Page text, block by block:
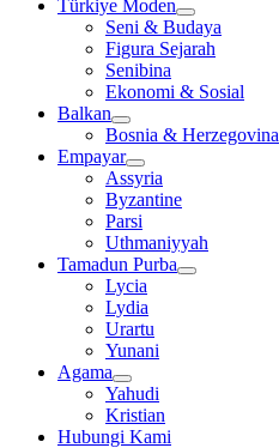
Türkiye Moden
Seni & Budaya
Figura Sejarah
Senibina
Ekonomi & Sosial
Balkan
Bosnia & Herzegovina
Empayar
Assyria
Byzantine
Parsi
Uthmaniyyah
Tamadun Purba
Lycia
Lydia
Urartu
Yunani
Agama
Yahudi
Kristian
Hubungi Kami